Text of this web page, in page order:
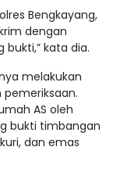
Bengkayang,
dengan
bukti,” kata dia.
melakukan
AS oleh
bukti timbangan
dan emas